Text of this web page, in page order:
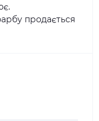
продається